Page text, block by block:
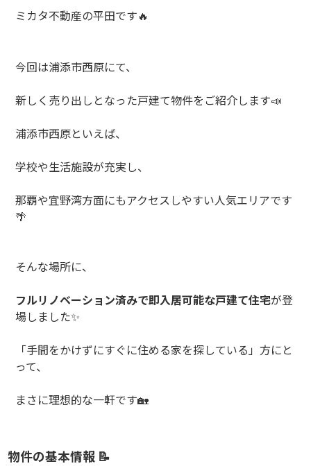
ミカタ不動産の平田です 🔥
今回は浦添市西原にて、
新しく売り出しとなった戸建て物件をご紹介します📣
浦添市西原といえば、
学校や生活施設が充実し、
那覇や宜野湾方面にもアクセスしやすい人気エリアです
🌴
そんな場所に、
フルリノベーション済みで即入居可能な戸建て住宅が登
場しました✨
「手間をかけずにすぐに住める家を探している」方にと
って、
まさに理想的な一軒です🏡
物件の基本情報 📝